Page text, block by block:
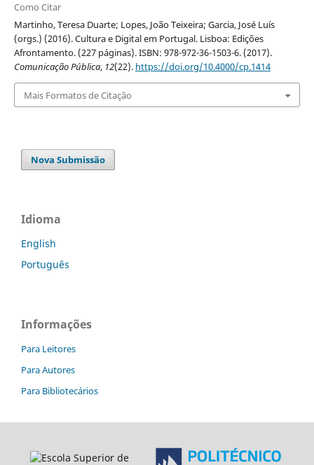
Como Citar
Martinho, Teresa Duarte; Lopes, João Teixeira; Garcia, José Luís
(orgs.) (2016). Cultura e Digital em Portugal. Lisboa: Edições
Afrontamento. (227 páginas). ISBN: 978-972-36-1503-6. (2017).
Comunicação Pública, 12(22). https://doi.org/10.4000/cp.1414
Mais Formatos de Citação
Nova Submissão
Idioma
English
Português
Informações
Para Leitores
Para Autores
Para Bibliotecários